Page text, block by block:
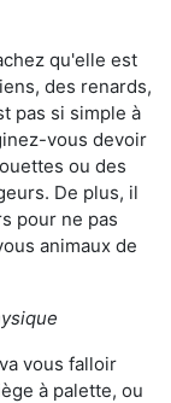
qu'elle est
des renards,
pas si simple à
vous devoir
ou des
De plus, il
pour ne pas
animaux de
vous falloir
à palette, ou